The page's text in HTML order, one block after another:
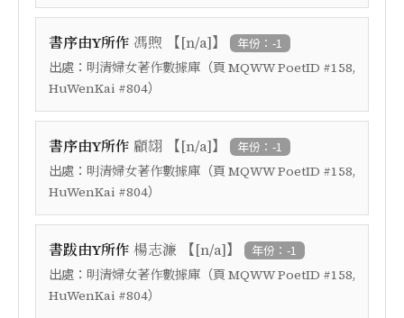
書序由Y所作 馮煦 【[n/a]】 年份：-1
出處： 明清婦女著作數據庫 （頁 MQWW PoetID #158,
HuWenKai #804）
書序由Y所作 顧翃 【[n/a]】 年份：-1
出處： 明清婦女著作數據庫 （頁 MQWW PoetID #158,
HuWenKai #804）
書跋由Y所作 楊志濂 【[n/a]】 年份：-1
出處： 明清婦女著作數據庫 （頁 MQWW PoetID #158,
HuWenKai #804）